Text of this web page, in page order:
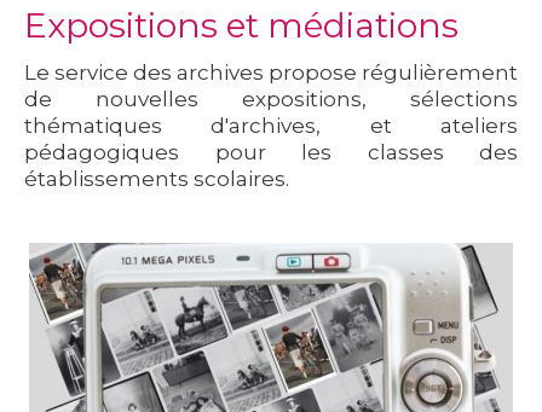
Expositions et médiations
Le service des archives propose régulièrement
de nouvelles expositions, sélections
thématiques d'archives, et ateliers
pédagogiques pour les classes des
établissements scolaires.